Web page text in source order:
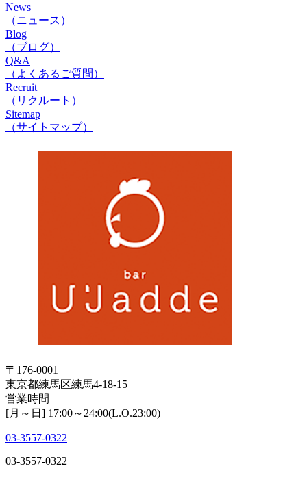
News
（ニュース）
Blog
（ブログ）
Q&A
（よくあるご質問）
Recruit
（リクルート）
Sitemap
（サイトマップ）
〒176-0001
東京都練馬区練馬4-18-15
営業時間
[月～日] 17:00～24:00(L.O.23:00)
03-3557-0322
03-3557-0322